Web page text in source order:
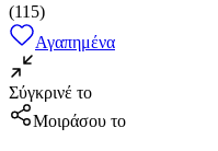
(115)
Αγαπημένα
Σύγκρινέ το
Μοιράσου το